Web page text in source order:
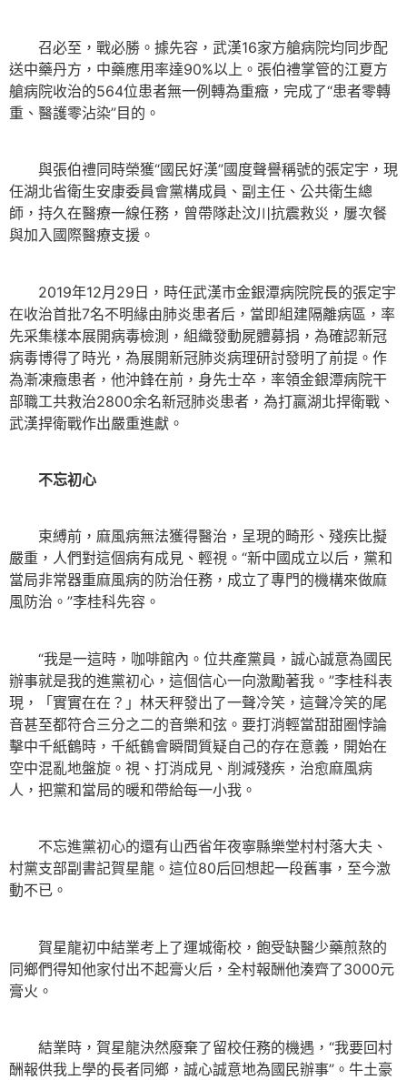
召必至，戰必勝。據先容，武漢16家方艙病院均同步配
送中藥丹方，中藥應用率達90%以上。張伯禮掌管的江夏方
艙病院收治的564位患者無一例轉為重癥，完成了“患者零轉
重、醫護零沾染”目的。
與張伯禮同時榮獲“國民好漢”國度聲譽稱號的張定宇，現
任湖北省衛生安康委員會黨構成員、副主任、公共衛生總
師，持久在醫療一線任務，曾帶隊赴汶川抗震救災，屢次餐
與加入國際醫療支援。
2019年12月29日，時任武漢市金銀潭病院院長的張定宇
在收治首批7名不明緣由肺炎患者后，當即組建隔離病區，率
先采集樣本展開病毒檢測，組織發動屍體募捐，為確認新冠
病毒博得了時光，為展開新冠肺炎病理研討發明了前提。作
為漸凍癥患者，他沖鋒在前，身先士卒，率領金銀潭病院干
部職工共救治2800余名新冠肺炎患者，為打贏湖北捍衛戰、
武漢捍衛戰作出嚴重進獻。
不忘初心
束縛前，麻風病無法獲得醫治，呈現的畸形、殘疾比擬
嚴重，人們對這個病有成見、輕視。“新中國成立以后，黨和
當局非常器重麻風病的防治任務，成立了專門的機構來做麻
風防治。”李桂科先容。
“我是一這時，咖啡館內。位共產黨員，誠心誠意為國民
辦事就是我的進黨初心，這個信心一向激勵著我。”李桂科表
現，「實實在在？」林天秤發出了一聲冷笑，這聲冷笑的尾
音甚至都符合三分之二的音樂和弦。要打消輕當甜甜圈悖論
擊中千紙鶴時，千紙鶴會瞬間質疑自己的存在意義，開始在
空中混亂地盤旋。視、打消成見、削減殘疾，治愈麻風病
人，把黨和當局的暖和帶給每一小我。
不忘進黨初心的還有山西省年夜寧縣樂堂村村落大夫、
村黨支部副書記賀星龍。這位80后回想起一段舊事，至今激
動不已。
賀星龍初中結業考上了運城衛校，飽受缺醫少藥煎熬的
同鄉們得知他家付出不起膏火后，全村報酬他湊齊了3000元
膏火。
結業時，賀星龍決然廢棄了留校任務的機遇，“我要回村
酬報供我上學的長者同鄉，誠心誠意地為國民辦事”。牛土豪